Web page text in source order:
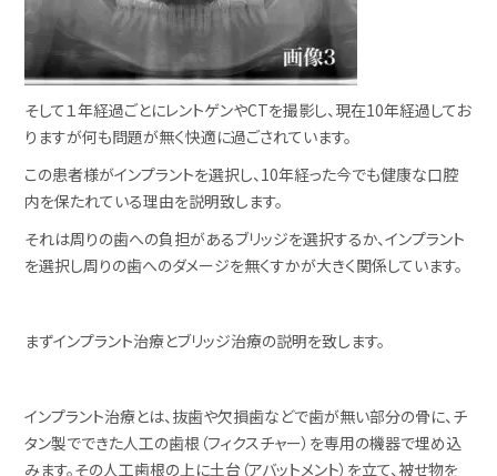
そして１年経過ごとにレントゲンやCTを撮影し、現在10年経過してお
りますが何も問題が無く快適に過ごされています。
この患者様がインプラントを選択し、10年経った今でも健康な口腔
内を保たれている理由を説明致します。
それは周りの歯への負担があるブリッジを選択するか、インプラント
を選択し周りの歯へのダメージを無くすかが大きく関係しています。
まずインプラント治療とブリッジ治療の説明を致します。
インプラント治療とは、抜歯や欠損歯などで歯が無い部分の骨に、チ
タン製でできた人工の歯根（フィクスチャー）を専用の機器で埋め込
みます。その人工歯根の上に土台（アバットメント）を立て、被せ物を